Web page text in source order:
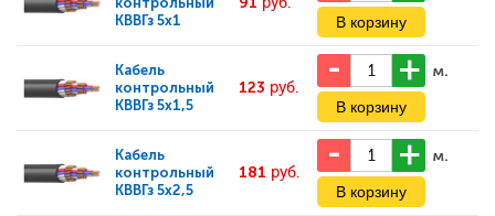
КВВГз 5х1
Кабель
контрольный
КВВГз 5х1,5
123 руб.
м.
Кабель
контрольный
КВВГз 5х2,5
181 руб.
м.